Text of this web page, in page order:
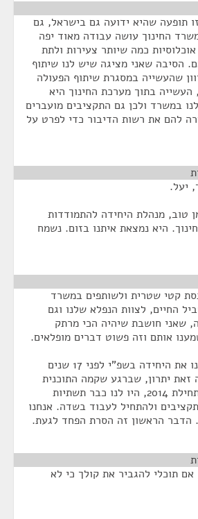
תופעה שהיא ידועה גם בישראל, גם
החינוך עושה עבודה מאוד יפה
כמה שיותר צעירות ולתת
הסיבה שאני מציגה שיש לנו שיתוף
שהעשייה במסגרת שיתוף הפעולה
העשייה בתוך מערכת החינוך היא
במשרד ולכן גם התקציבים מועברים
להם את רשות הדיבור כדי לפרט על
יעל.
טוב, מנהלת היחידה להתמודדות
היא נמצאת איתנו בזום. נשמח
קטי שטרית ולשותפים במשרד
החיים, לצוות הנפלא שלנו וגם
שאני חושבת שיהיה הכי מרתק
אותם וזה פשוט דברים מופלאים.
אני אגיד שאנחנו פתחנו את היחידה בשפ"י לפני 17 שנים
זאת יתרון, שברגע שקמה התוכנית
הלאומית בסוף 2013, תחילת 2014, היו לנו כבר תשתיות
ולהתחיל לעבוד בשדה. אנחנו
הדבר הראשון זה הסרת הפחד לגעת.
תוכלי להגביר את קולך כי לא